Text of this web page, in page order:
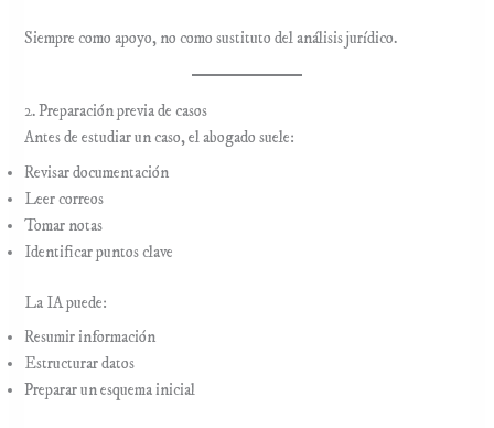
Siempre como apoyo, no como sustituto del análisis jurídico.
2. Preparación previa de casos
Antes de estudiar un caso, el abogado suele:
Revisar documentación
Leer correos
Tomar notas
Identificar puntos clave
La IA puede:
Resumir información
Estructurar datos
Preparar un esquema inicial